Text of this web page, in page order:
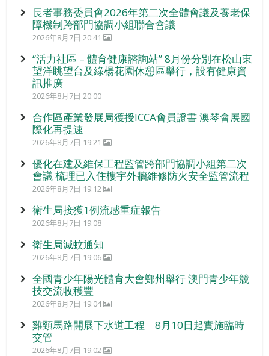
長者事務委員會2026年第二次全體會議及養老保
障機制跨部門協調小組聯合會議
2026年8月7日 20:41
“活力社區 – 體育健康諮詢站” 8月份分別在松山東
望洋眺望台及綠楊花園休憩區舉行，設有健康資
訊推廣
2026年8月7日 20:00
合作區產業發展局獲授ICCA會員證書 澳琴會展國
際化再提速
2026年8月7日 19:21
優化在建及維保工程監管跨部門協調小組第二次
會議 梳理已入住樓宇外牆維修防火安全監管流程
2026年8月7日 19:12
衛生局接獲1例流感重症報告
2026年8月7日 19:08
衛生局滅蚊通知
2026年8月7日 19:06
全國青少年陽光體育大會鄭州舉行 澳門青少年競
技交流收穫豐
2026年8月7日 19:04
雞頸馬路開展下水道工程 8月10日起實施臨時
交管
2026年8月7日 19:02